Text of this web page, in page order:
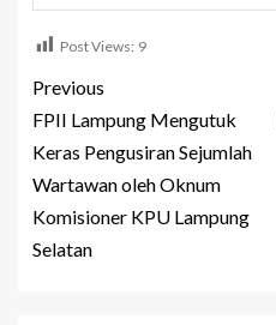
Post Views: 9
Previous
FPII Lampung Mengutuk
Keras Pengusiran Sejumlah
Wartawan oleh Oknum
Komisioner KPU Lampung
Selatan